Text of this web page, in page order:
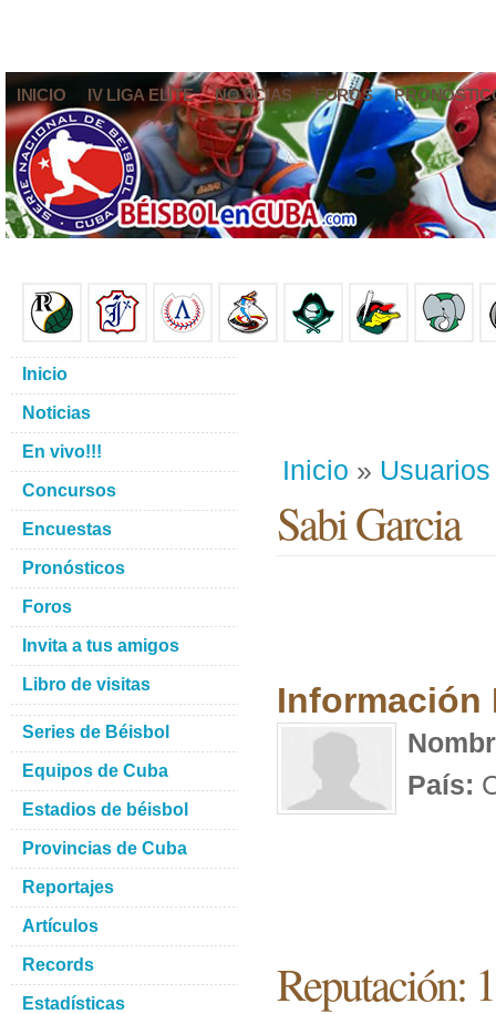
INICIO IV LIGA ELITE NOTICIAS FOROS
Inicio » Usuarios
Sabi Garcia
Información
País:
Reputación:
Inicio
Noticias
En vivo!!!
Concursos
Encuestas
Pronósticos
Foros
Invita a tus amigos
Libro de visitas
Series de Béisbol
Equipos de Cuba
Estadios de béisbol
Provincias de Cuba
Reportajes
Artículos
Records
Estadísticas